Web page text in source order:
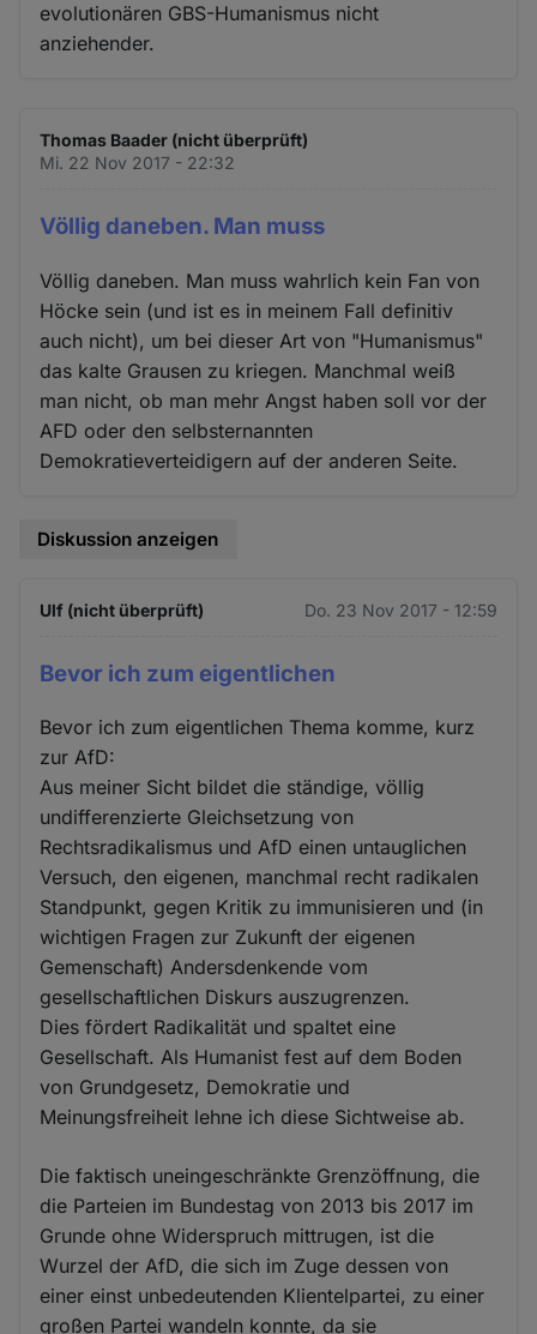
evolutionären GBS-Humanismus nicht
anziehender.
Thomas Baader (nicht überprüft)
Mi. 22 Nov 2017 - 22:32
Völlig daneben. Man muss
Völlig daneben. Man muss wahrlich kein Fan von
Höcke sein (und ist es in meinem Fall definitiv
auch nicht), um bei dieser Art von "Humanismus"
das kalte Grausen zu kriegen. Manchmal weiß
man nicht, ob man mehr Angst haben soll vor der
AFD oder den selbsternannten
Demokratieverteidigern auf der anderen Seite.
Diskussion anzeigen
Ulf (nicht überprüft) Do. 23 Nov 2017 - 12:59
Bevor ich zum eigentlichen
Bevor ich zum eigentlichen Thema komme, kurz
zur AfD:
Aus meiner Sicht bildet die ständige, völlig
undifferenzierte Gleichsetzung von
Rechtsradikalismus und AfD einen untauglichen
Versuch, den eigenen, manchmal recht radikalen
Standpunkt, gegen Kritik zu immunisieren und (in
wichtigen Fragen zur Zukunft der eigenen
Gemenschaft) Andersdenkende vom
gesellschaftlichen Diskurs auszugrenzen.
Dies fördert Radikalität und spaltet eine
Gesellschaft. Als Humanist fest auf dem Boden
von Grundgesetz, Demokratie und
Meinungsfreiheit lehne ich diese Sichtweise ab.
Die faktisch uneingeschränkte Grenzöffnung, die
die Parteien im Bundestag von 2013 bis 2017 im
Grunde ohne Widerspruch mittrugen, ist die
Wurzel der AfD, die sich im Zuge dessen von
einer einst unbedeutenden Klientelpartei, zu einer
großen Partei wandeln konnte, da sie